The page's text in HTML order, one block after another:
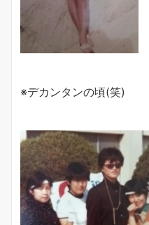
※デカンタンの頃(笑)